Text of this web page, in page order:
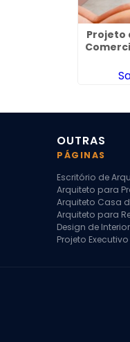
Projeto
OUTRAS
PÁGINAS
Escritório de
Arquiteto para
Arquiteto Casa
Arquiteto para
Design de
Projeto